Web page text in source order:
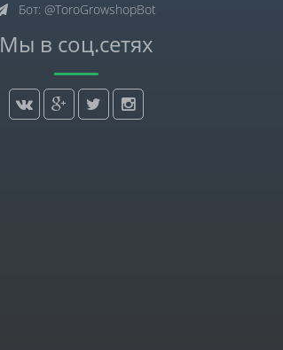
Бот: @ToroGrowshopBot
Мы в соц.сетях